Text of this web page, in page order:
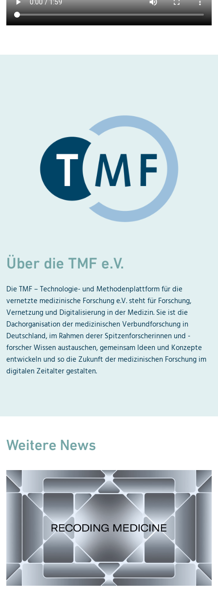
Über die TMF e.V.
Die TMF – Technologie- und Methodenplattform für die
vernetzte medizinische Forschung e.V. steht für Forschung,
Vernetzung und Digitalisierung in der Medizin. Sie ist die
Dachorganisation der medizinischen Verbundforschung in
Deutschland, im Rahmen derer Spitzenforscherinnen und -
forscher Wissen austauschen, gemeinsam Ideen und Konzepte
entwickeln und so die Zukunft der medizinischen Forschung im
digitalen Zeitalter gestalten.
Weitere News